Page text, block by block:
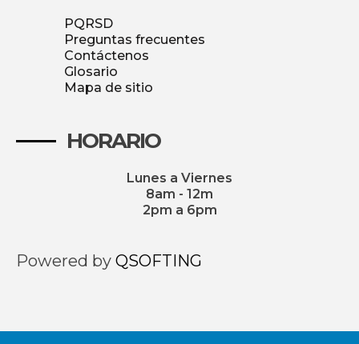
PQRSD
Preguntas frecuentes
Contáctenos
Glosario
Mapa de sitio
HORARIO
Lunes a Viernes
8am - 12m
2pm a 6pm
Powered by QSOFTING